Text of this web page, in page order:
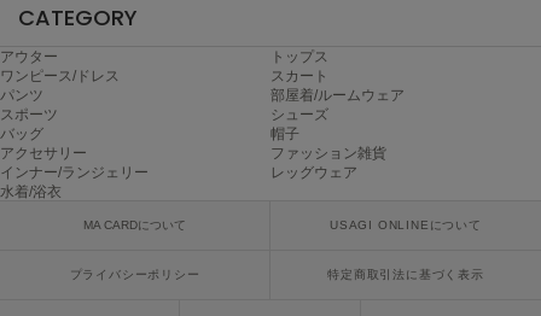
ORGUE
ORR
オル
PATRICK
Philly chocolate
フィリーチョコレート
CATEGORY
アウター
トップス
ワンピース/ドレス
スカート
パンツ
部屋着/ルームウェア
スポーツ
シューズ
バッグ
帽子
アクセサリー
ファッション雑貨
インナー/ランジェリー
レッグウェア
水着/浴衣
MA CARDについて USAGI ONLINEについて
プライバシーポリシー 特定商取引法に基づく表示